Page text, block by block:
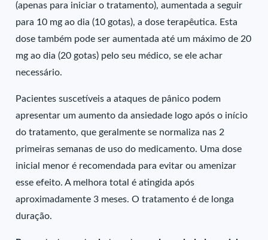
(apenas para iniciar o tratamento), aumentada a seguir
para 10 mg ao dia (10 gotas), a dose terapêutica. Esta
dose também pode ser aumentada até um máximo de 20
mg ao dia (20 gotas) pelo seu médico, se ele achar
necessário.
Pacientes suscetíveis a ataques de pânico podem
apresentar um aumento da ansiedade logo após o início
do tratamento, que geralmente se normaliza nas 2
primeiras semanas de uso do medicamento. Uma dose
inicial menor é recomendada para evitar ou amenizar
esse efeito. A melhora total é atingida após
aproximadamente 3 meses. O tratamento é de longa
duração.